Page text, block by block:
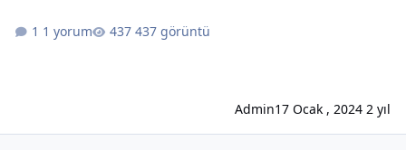
1 yorum 437 görüntü
Admin17 Ocak , 20242 yıl